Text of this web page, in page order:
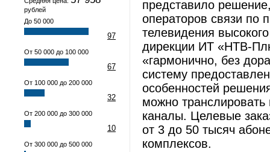
рублей
До 50 000
97
От 50 000 до 100 000
67
От 100 000 до 200 000
32
От 200 000 до 300 000
10
От 300 000 до 500 000
представило
операторов связи по
телевидения
дирекции ИТ «НТВ-
«гармонично, без
систему
особенностей
можно транслировать
каналы. Целевые
от 3 до 50 тысяч
комплексов.